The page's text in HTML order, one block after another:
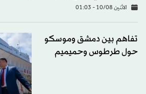
الاثنين 10/08 - 01:03
تفاهم بين دمشق وموسكو
حول طرطوس وحميميم